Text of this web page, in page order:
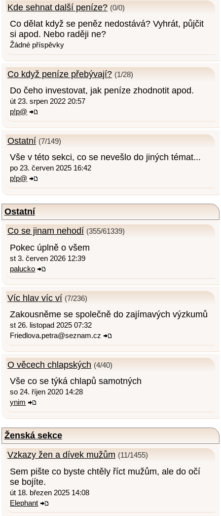
Kde sehnat další peníze? (0/0)
Co dělat když se peněz nedostává? Vyhrát, půjčit
si apod. Nebo raději ne?
Žádné příspěvky
Co když peníze přebývají? (1/28)
Do čeho investovat, jak peníze zhodnotit apod.
út 23. srpen 2022 20:57
p!p@
Ostatní (7/149)
Vše v této sekci, co se nevešlo do jiných témat...
po 23. červen 2025 16:42
p!p@
Ostatní
Co se jinam nehodí (355/61339)
Pokec úplně o všem
st 3. červen 2026 12:39
palucko
Víc hlav víc ví (7/236)
Zakousněme se společně do zajímavých výzkumů
st 26. listopad 2025 07:32
Friedlova.petra@seznam.cz
O věcech chlapských (4/40)
Vše co se týká chlapů samotných
so 24. říjen 2020 14:28
ynim
Ženská sekce
Vzkazy žen a dívek mužům (11/1455)
Sem pište co byste chtěly říct mužům, ale do očí
se bojíte.
út 18. březen 2025 14:08
Elephant